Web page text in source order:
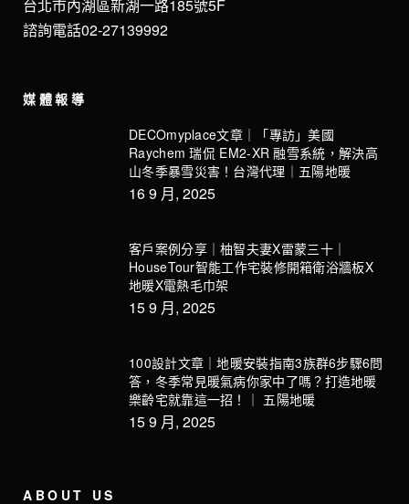
台北市內湖區新湖一路185號5F
諮詢電話02-27139992
媒體報導
DECOmyplace文章｜「專訪」美國
Raychem 瑞侃 EM2-XR 融雪系統，解決高
山冬季暴雪災害！台灣代理｜五陽地暖
16 9 月, 2025
客戶案例分享｜柚智夫妻X雷蒙三十｜
HouseTour智能工作宅裝修開箱衛浴牆板X
地暖X電熱毛巾架
15 9 月, 2025
100設計文章｜地暖安裝指南3族群6步驟6問
答，冬季常見暖氣病你家中了嗎？打造地暖
樂齡宅就靠這一招！｜ 五陽地暖
15 9 月, 2025
ABOUT US